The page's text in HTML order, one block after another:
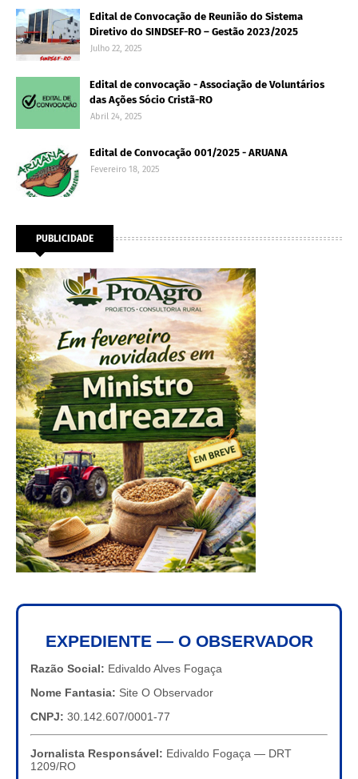
Edital de Convocação de Reunião do Sistema
Diretivo do SINDSEF-RO – Gestão 2023/2025
Julho 22, 2025
Edital de convocação - Associação de Voluntários
das Ações Sócio Cristã-RO
Abril 24, 2025
Edital de Convocação 001/2025 - ARUANA
Fevereiro 18, 2025
PUBLICIDADE
EXPEDIENTE — O OBSERVADOR
Razão Social: Edivaldo Alves Fogaça
Nome Fantasia: Site O Observador
CNPJ: 30.142.607/0001-77
Jornalista Responsável: Edivaldo Fogaça — DRT
1209/RO